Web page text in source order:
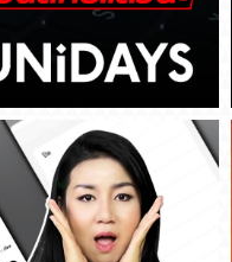
ต้องยืนยันสิทธิ์